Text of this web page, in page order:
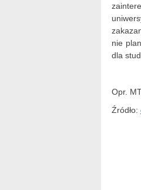
nie
dla
Opr.
Źródło: